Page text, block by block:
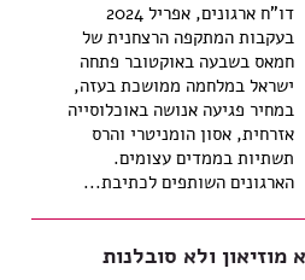
דו"ח ארגונים, אפריל 2024
בעקבות המתקפה הרצחנית של
חמאס בשבעה באוקטובר פתחה
ישראל במלחמה ממושכת בעזה,
במחיר פגיעה אנושה באוכלוסייה
אזרחית, אסון הומניטרי והרס
תשתיות בממדים עצומים.
הארגונים השותפים לכתיבת...
מוזיאון ולא סובלנות